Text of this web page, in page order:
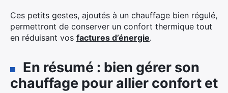
Ces petits gestes, ajoutés à un chauffage bien régulé,
permettront de conserver un confort thermique tout
en réduisant vos factures d’énergie.
En résumé : bien gérer son
chauffage pour allier confort et